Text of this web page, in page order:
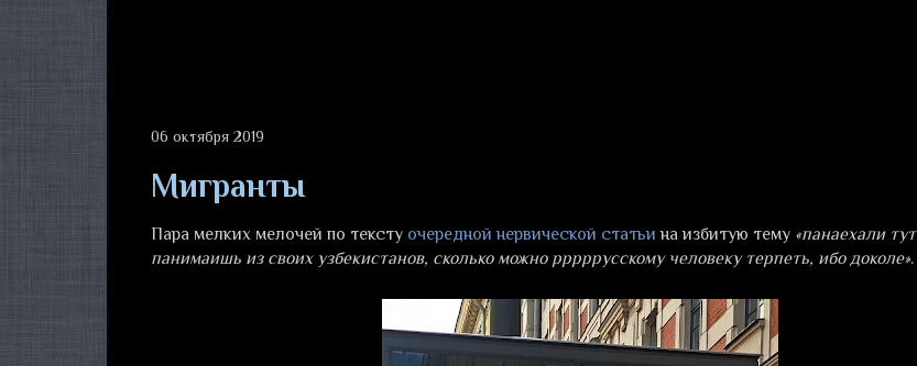
06 октября 2019
Мигранты
Пара мелких мелочей по тексту очередной нервической статьи на избитую тему «панаехали тут
панимаишь из своих узбекистанов, сколько можно рррррусскому человеку терпеть, ибо доколе».